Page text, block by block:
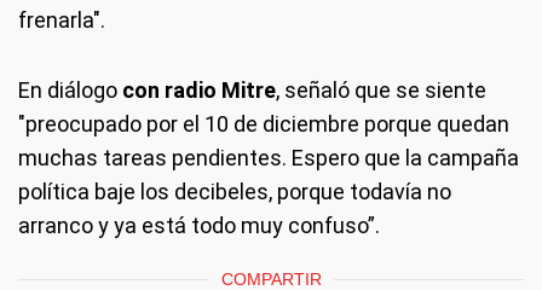
frenarla".
En diálogo con radio Mitre, señaló que se siente
"preocupado por el 10 de diciembre porque quedan
muchas tareas pendientes. Espero que la campaña
política baje los decibeles, porque todavía no
arranco y ya está todo muy confuso”.
COMPARTIR